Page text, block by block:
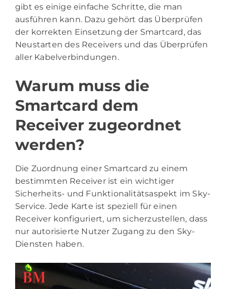
gibt es einige einfache Schritte, die man
ausführen kann. Dazu gehört das Überprüfen
der korrekten Einsetzung der Smartcard, das
Neustarten des Receivers und das Überprüfen
aller Kabelverbindungen.
Warum muss die
Smartcard dem
Receiver zugeordnet
werden?
Die Zuordnung einer Smartcard zu einem
bestimmten Receiver ist ein wichtiger
Sicherheits- und Funktionalitätsaspekt im Sky-
Service. Jede Karte ist speziell für einen
Receiver konfiguriert, um sicherzustellen, dass
nur autorisierte Nutzer Zugang zu den Sky-
Diensten haben.